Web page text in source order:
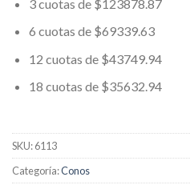
3 cuotas de $123878.87
6 cuotas de $69339.63
12 cuotas de $43749.94
18 cuotas de $35632.94
SKU:6113
Categoría:Conos